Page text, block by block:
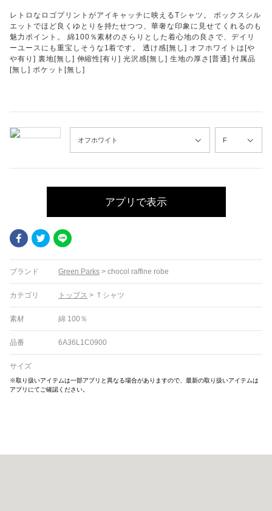
レトロなロゴプリントがアイキャッチに映えるTシャツ。 ボックスシル
エットでほど良くゆとりを持たせつつ、華奢な印象に見せてくれるのも
魅力ポイント。 綿100％素材のさらりとした着心地の良さで、デイリ
ーユースにも重宝しそうな1着です。 透け感[無し] オフホワイトは[や
や有り] 裏地[無し] 伸縮性[有り] 光沢感[無し] 生地の厚さ[普通] 付属品
[無し] ポケット[無し]
アプリで表示
FacebookTwitter
ブランド Green Parks > chocol raffine robe
カテゴリ トップス > Ｔシャツ
素材 綿 100％
品番 6A36L1C0900
サイズ
※取り扱いアイテムは一部アプリと異なる場合がありますので、最新の取り扱いアイテムは
アプリにてご確認ください。